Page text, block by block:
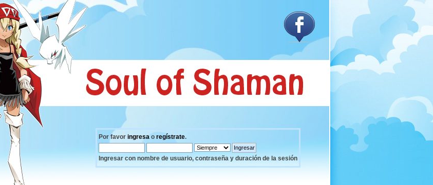
Por favor ingresa o regístrate.
Ingresar con nombre de usuario, contraseña y duración de la sesión